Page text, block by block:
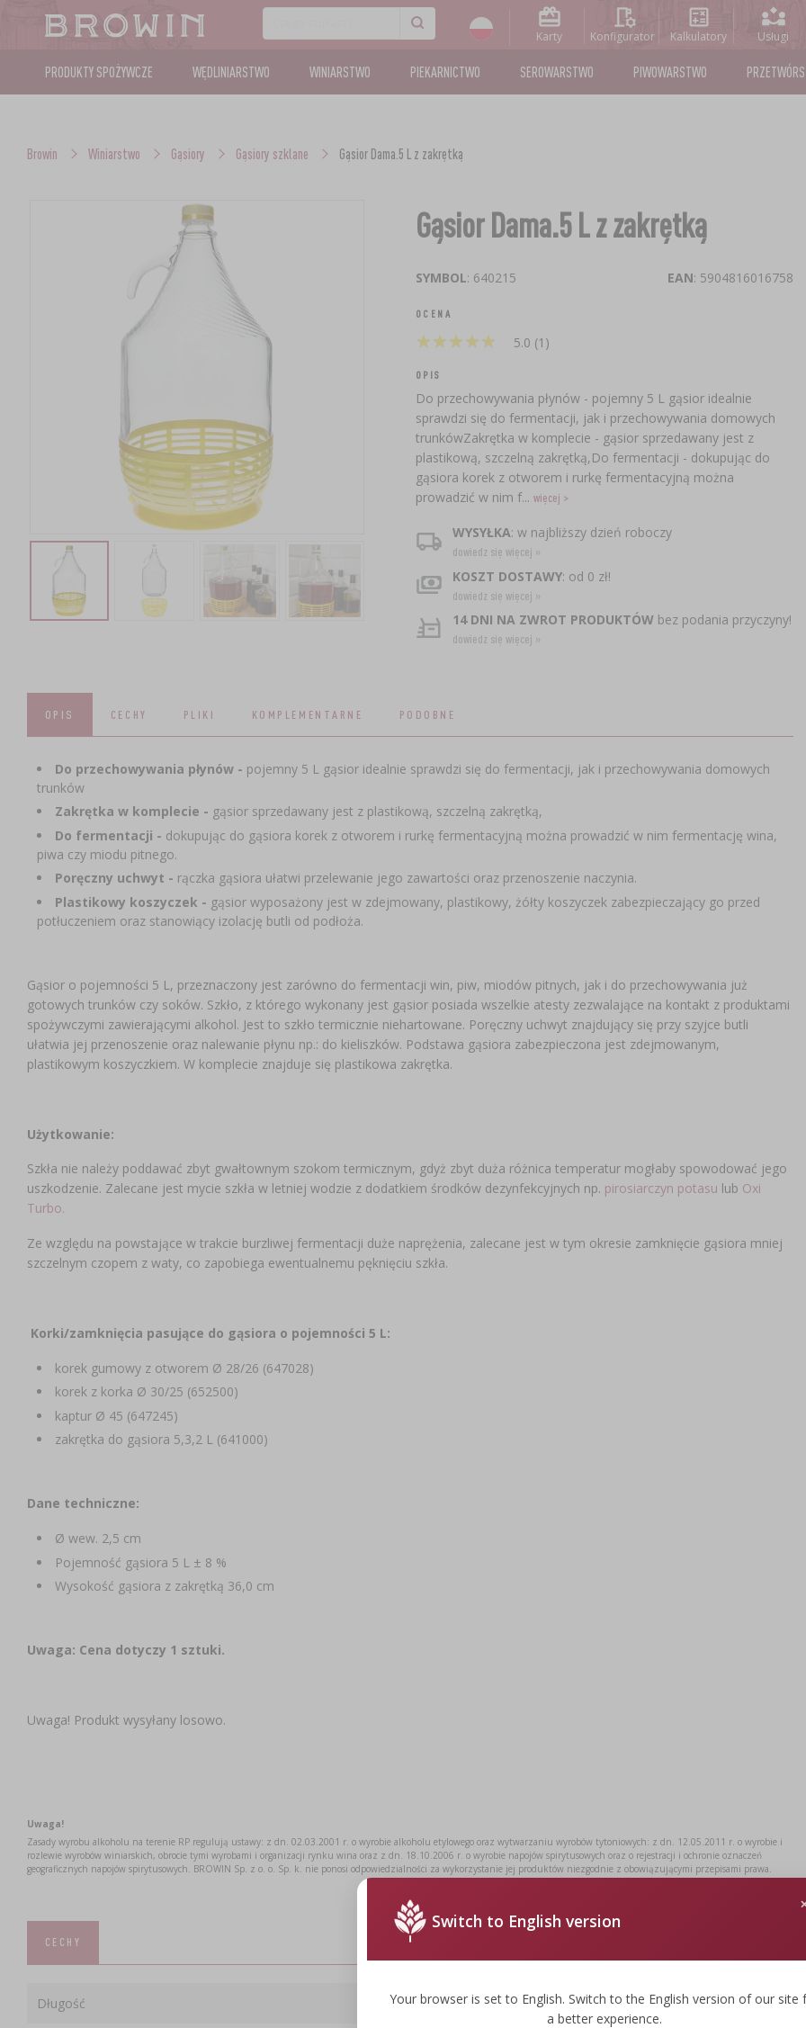
Karty Konfigurator Kalkulatory Usługi
PRODUKTY SPOŻYWCZE WĘDLINIARSTWO WINIARSTWO PIEKARNICTWO SEROWARSTWO PIWOWARSTWO
Browin Winiarstwo Gąsiory Gąsiory szklane Gąsior Dama.5 L z zakrętką
Gąsior Dama.5 L z zakrętką
SYMBOL: 640215 EAN: 5904816016758
OCENA
★★★★★
★★★★★ 5.0 (1)
OPIS
​Do przechowywania płynów - pojemny 5 L gąsior idealnie
sprawdzi się do fermentacji, jak i przechowywania domowych
trunkówZakrętka w komplecie - gąsior sprzedawany jest z
plastikową, szczelną zakrętką,Do fermentacji - dokupując do
gąsiora korek z otworem i rurkę fermentacyjną można
prowadzić w nim f... więcej >
WYSYŁKA: w najbliższy dzień roboczy
dowiedz się więcej »
KOSZT DOSTAWY: od 0 zł!
dowiedz się więcej »
14 DNI NA ZWROT PRODUKTÓW bez podania przyczyny!
dowiedz się więcej »
OPIS CECHY PLIKI KOMPLEMENTARNE PODOBNE
​Do przechowywania płynów - pojemny 5 L gąsior idealnie sprawdzi się do fermentacji, jak i przechowywania domowych
trunków
Zakrętka w komplecie - gąsior sprzedawany jest z plastikową, szczelną zakrętką,
Do fermentacji - dokupując do gąsiora korek z otworem i rurkę fermentacyjną można prowadzić w nim fermentację wina,
piwa czy miodu pitnego.
Poręczny uchwyt - rączka gąsiora ułatwi przelewanie jego zawartości oraz przenoszenie naczynia.
Plastikowy koszyczek - gąsior wyposażony jest w zdejmowany, plastikowy, żółty koszyczek zabezpieczający go przed
potłuczeniem oraz stanowiący izolację butli od podłoża.
Gąsior o pojemności 5 L, przeznaczony jest zarówno do fermentacji win, piw, miodów pitnych, jak i do przechowywania już
gotowych trunków czy soków. Szkło, z którego wykonany jest gąsior posiada wszelkie atesty zezwalające na kontakt z produktami
spożywczymi zawierającymi alkohol. Jest to szkło termicznie niehartowane. Poręczny uchwyt znajdujący się przy szyjce butli
ułatwia jej przenoszenie oraz nalewanie płynu np.: do kieliszków. Podstawa gąsiora zabezpieczona jest zdejmowanym,
plastikowym koszyczkiem. W komplecie znajduje się plastikowa zakrętka.
Użytkowanie:
Szkła nie należy poddawać zbyt gwałtownym szokom termicznym, gdyż zbyt duża różnica temperatur mogłaby spowodować jego
uszkodzenie. Zalecane jest mycie szkła w letniej wodzie z dodatkiem środków dezynfekcyjnych np. pirosiarczyn potasu lub Oxi
Turbo.
Ze względu na powstające w trakcie burzliwej fermentacji duże naprężenia, zalecane jest w tym okresie zamknięcie gąsiora mniej
szczelnym czopem z waty, co zapobiega ewentualnemu pęknięciu szkła.
Korki/zamknięcia pasujące do gąsiora o pojemności 5 L:
korek gumowy z otworem Ø 28/26 (647028)
korek z korka Ø 30/25 (652500)
kaptur Ø 45 (647245)
zakrętka do gąsiora 5,3,2 L (641000)
Dane techniczne:
Ø wew. 2,5 cm
Pojemność gąsiora 5 L ± 8 %
Wysokość gąsiora z zakrętką 36,0 cm
Uwaga: Cena dotyczy 1 sztuki.
Uwaga! Produkt wysyłany losowo.
Uwaga!
Zasady wyrobu alkoholu na terenie RP regulują ustawy: z dn. 02.03.2001 r. o wyrobie alkoholu etylowego oraz wytwarzaniu wyrobów tytoniowych: z dn. 12.05.2011 r. o wyrobie i
rozlewie wyrobów winiarskich, obrocie tymi wyrobami i organizacji rynku wina oraz z dn. 18.10.2006 r. o wyrobie napojów spirytusowych oraz o rejestracji i ochronie oznaczeń
geograficznych napojów spirytusowych. BROWIN Sp. z o. o. Sp. k. nie ponosi odpowiedzialności za wykorzystanie jej produktów niezgodnie z obowiązującymi przepisami prawa.
CECHY
Długość 17.4 cm
Switch to English version
Your browser is set to English. Switch to the English version of our site
a better experience.